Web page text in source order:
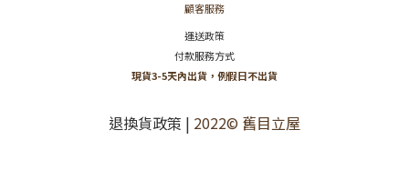
顧客服務
運送政策
付款服務方式
現貨3-5天內出貨，例假日不出貨
退換貨政策 | 2022© 舊目立屋